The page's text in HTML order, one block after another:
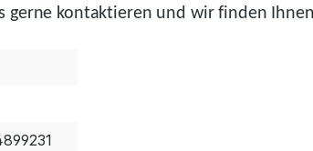
gerne kontaktieren und wirfinden